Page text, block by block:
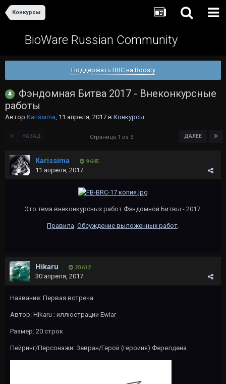
Конкурсы
BioWare Russian Community
Поддержать BRC на Boosty
Фэндомная Битва 2017 - Внеконкурсные
работы
Автор Karissima, 11 апреля, 2017 в Конкурсы
НАЗАД ДАЛЕЕ
Страница 1 из 3
Karissima 9 645
11 апреля, 2017
Это тема внеконкурсных работ Фэндомной Битвы - 2017.
Правила Обсуждение выложенных работ
Hikaru 20 612
30 апреля, 2017
Название: Первая встреча
Автор: Hikaru ; иллюстрации Ewlar
Размер: 20 строк
Пейринг/Персонажи: Зевран/Герой (героиня) Ферелдена